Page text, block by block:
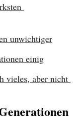
unwichtiger
einig
vieles, aber nicht